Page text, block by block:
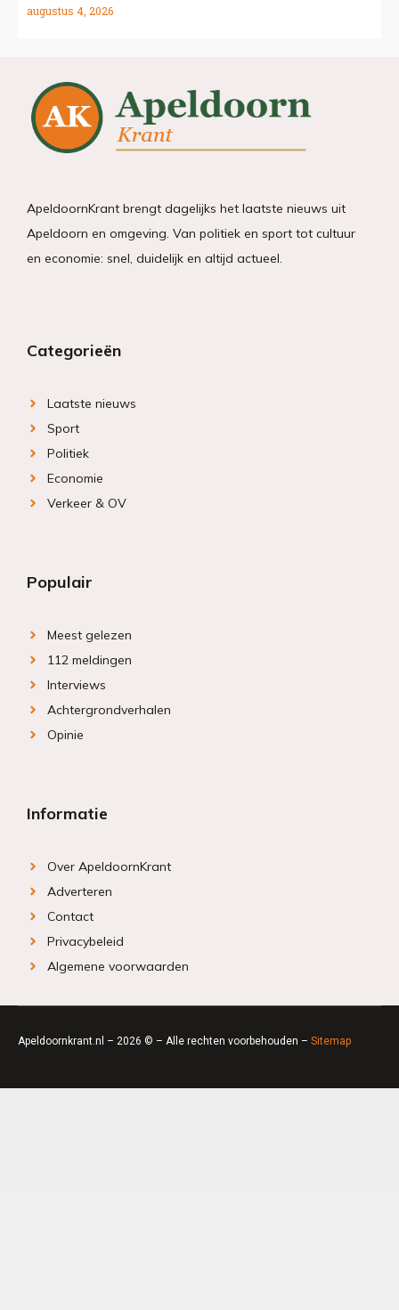
augustus 4, 2026
ApeldoornKrant brengt dagelijks het laatste nieuws uit
Apeldoorn en omgeving. Van politiek en sport tot cultuur
en economie: snel, duidelijk en altijd actueel.
Categorieën
Laatste nieuws
Sport
Politiek
Economie
Verkeer & OV
Populair
Meest gelezen
112 meldingen
Interviews
Achtergrondverhalen
Opinie
Informatie
Over ApeldoornKrant
Adverteren
Contact
Privacybeleid
Algemene voorwaarden
Apeldoornkrant.nl – 2026 © – Alle rechten voorbehouden – Sitemap